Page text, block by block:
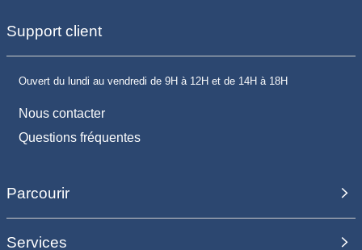
Support client
Ouvert du lundi au vendredi de 9H à 12H et de 14H à 18H
Nous contacter
Questions fréquentes
Parcourir
Services